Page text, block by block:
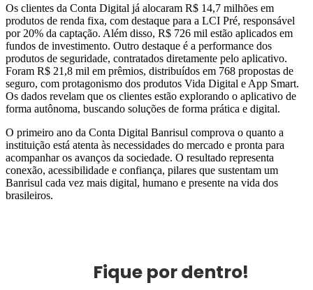
Os clientes da Conta Digital já alocaram R$ 14,7 milhões em
produtos de renda fixa, com destaque para a LCI Pré, responsável
por 20% da captação. Além disso, R$ 726 mil estão aplicados em
fundos de investimento. Outro destaque é a performance dos
produtos de seguridade, contratados diretamente pelo aplicativo.
Foram R$ 21,8 mil em prêmios, distribuídos em 768 propostas de
seguro, com protagonismo dos produtos Vida Digital e App Smart.
Os dados revelam que os clientes estão explorando o aplicativo de
forma autônoma, buscando soluções de forma prática e digital.
O primeiro ano da Conta Digital Banrisul comprova o quanto a
instituição está atenta às necessidades do mercado e pronta para
acompanhar os avanços da sociedade. O resultado representa
conexão, acessibilidade e confiança, pilares que sustentam um
Banrisul cada vez mais digital, humano e presente na vida dos
brasileiros.
Fique por dentro!